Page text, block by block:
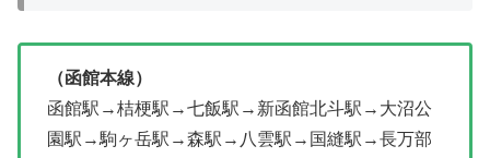
（函館本線）
函館駅→桔梗駅→七飯駅→新函館北斗駅→大沼公
園駅→駒ヶ岳駅→森駅→八雲駅→国縫駅→長万部